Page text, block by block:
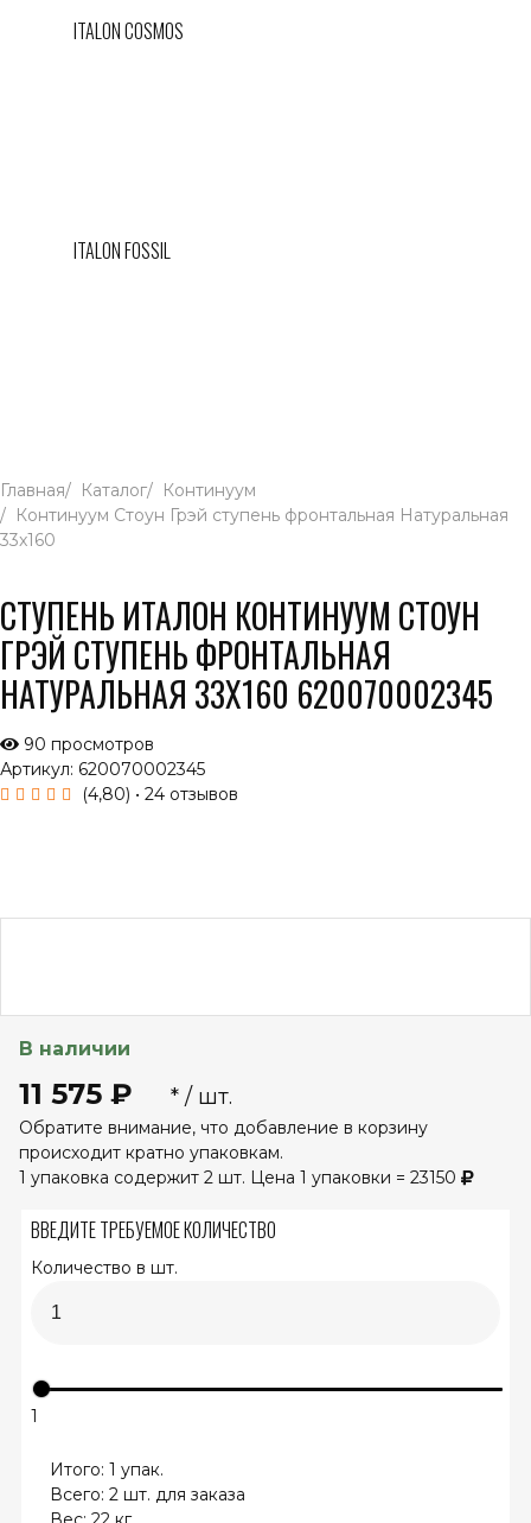
ITALON COSMOS
ITALON FOSSIL
Главная Каталог
Континуум
Континуум Стоун Грэй ступень фронтальная Натуральная
33x160
СТУПЕНЬ ИТАЛОН КОНТИНУУМ СТОУН
ГРЭЙ СТУПЕНЬ ФРОНТАЛЬНАЯ
НАТУРАЛЬНАЯ 33X160 620070002345
90 просмотров
Артикул: 620070002345
(4,80) • 24 отзывов
В наличии
11 575 ₽ * / шт.
Обратите внимание, что добавление в корзину
происходит кратно упаковкам.
1 упаковка содержит 2 шт. Цена 1 упаковки = 23150
ВВЕДИТЕ ТРЕБУЕМОЕ КОЛИЧЕСТВО
Количество в шт.
1
Итого:1 упак.
Всего:2 шт. для заказа